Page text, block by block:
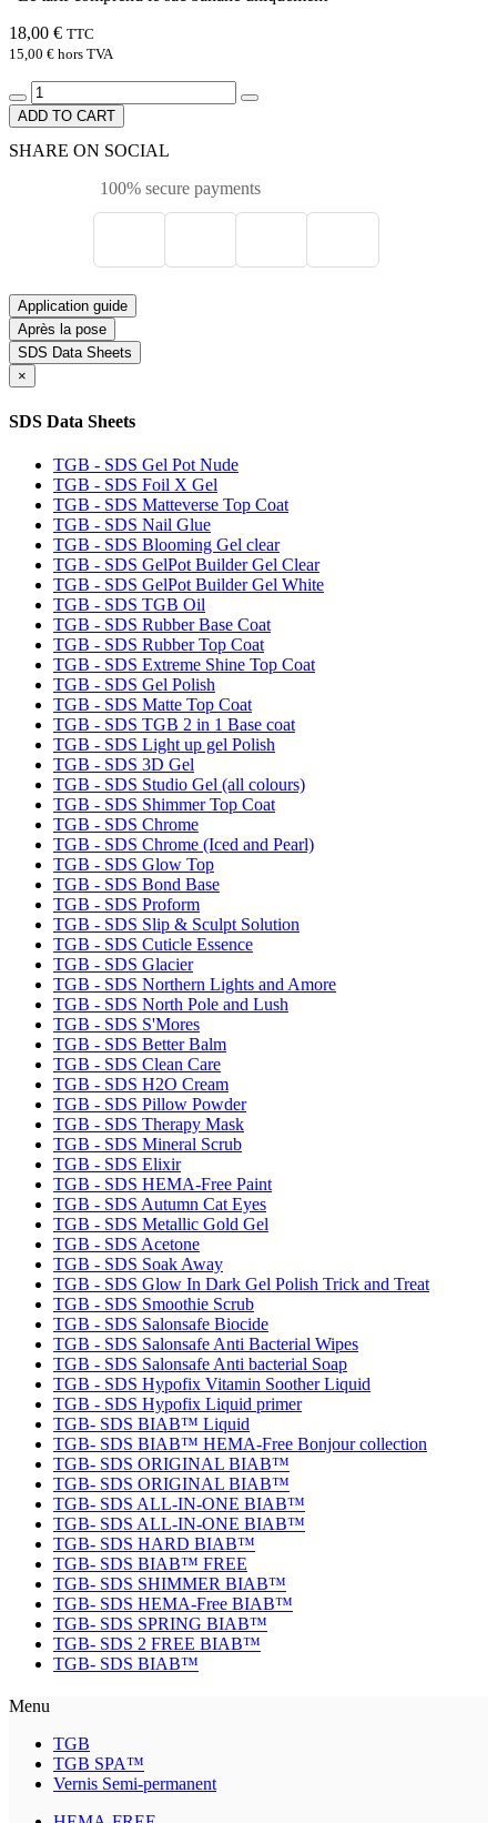
18,00 € TTC
15,00 € hors TVA
ADD TO CART
SHARE ON SOCIAL
100% secure payments
Application guide
Après la pose
SDS Data Sheets
×
SDS Data Sheets
TGB - SDS Gel Pot Nude
TGB - SDS Foil X Gel
TGB - SDS Matteverse Top Coat
TGB - SDS Nail Glue
TGB - SDS Blooming Gel clear
TGB - SDS GelPot Builder Gel Clear
TGB - SDS GelPot Builder Gel White
TGB - SDS TGB Oil
TGB - SDS Rubber Base Coat
TGB - SDS Rubber Top Coat
TGB - SDS Extreme Shine Top Coat
TGB - SDS Gel Polish
TGB - SDS Matte Top Coat
TGB - SDS TGB 2 in 1 Base coat
TGB - SDS Light up gel Polish
TGB - SDS 3D Gel
TGB - SDS Studio Gel (all colours)
TGB - SDS Shimmer Top Coat
TGB - SDS Chrome
TGB - SDS Chrome (Iced and Pearl)
TGB - SDS Glow Top
TGB - SDS Bond Base
TGB - SDS Proform
TGB - SDS Slip & Sculpt Solution
TGB - SDS Cuticle Essence
TGB - SDS Glacier
TGB - SDS Northern Lights and Amore
TGB - SDS North Pole and Lush
TGB - SDS S'Mores
TGB - SDS Better Balm
TGB - SDS Clean Care
TGB - SDS H2O Cream
TGB - SDS Pillow Powder
TGB - SDS Therapy Mask
TGB - SDS Mineral Scrub
TGB - SDS Elixir
TGB - SDS HEMA-Free Paint
TGB - SDS Autumn Cat Eyes
TGB - SDS Metallic Gold Gel
TGB - SDS Acetone
TGB - SDS Soak Away
TGB - SDS Glow In Dark Gel Polish Trick and Treat
TGB - SDS Smoothie Scrub
TGB - SDS Salonsafe Biocide
TGB - SDS Salonsafe Anti Bacterial Wipes
TGB - SDS Salonsafe Anti bacterial Soap
TGB - SDS Hypofix Vitamin Soother Liquid
TGB - SDS Hypofix Liquid primer
TGB- SDS BIAB™ Liquid
TGB- SDS BIAB™ HEMA-Free Bonjour collection
TGB- SDS ORIGINAL BIAB™
TGB- SDS ORIGINAL BIAB™
TGB- SDS ALL-IN-ONE BIAB™
TGB- SDS ALL-IN-ONE BIAB™
TGB- SDS HARD BIAB™
TGB- SDS BIAB™ FREE
TGB- SDS SHIMMER BIAB™
TGB- SDS HEMA-Free BIAB™
TGB- SDS SPRING BIAB™
TGB- SDS 2 FREE BIAB™
TGB- SDS BIAB™
Menu
TGB
TGB SPA™
Vernis Semi-permanent